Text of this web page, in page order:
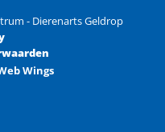
- Dierenarts Geldrop
Wings